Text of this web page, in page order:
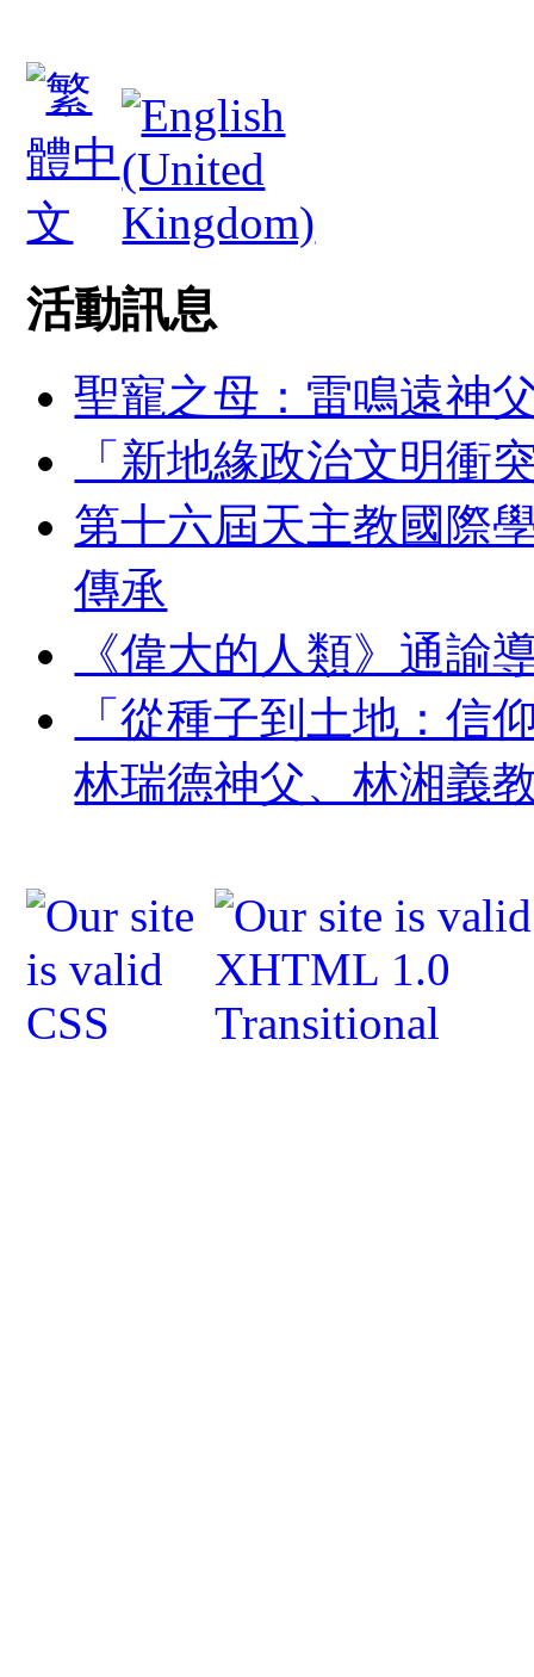
活動訊息
聖寵之母：雷鳴遠神
「新地緣政治文明衝
第十六屆天主教國際
傳承
《偉大的人類》通諭
「從種子到土地：信
林瑞德神父、林湘義